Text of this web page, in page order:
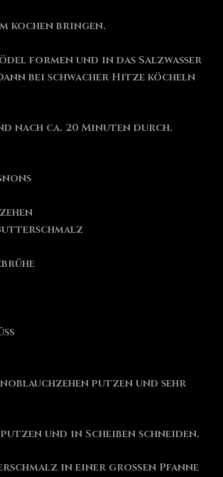
kochen bringen.
formen und in das Salzwasser
bei schwacher Hitze köcheln
nach ca. 20 Minuten durch.
putzen und sehr
und in Scheiben schneiden.
in einer großen Pfanne